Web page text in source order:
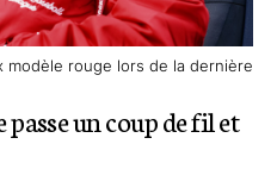
modèle rouge lors de la dernière
passe un coup de fil et